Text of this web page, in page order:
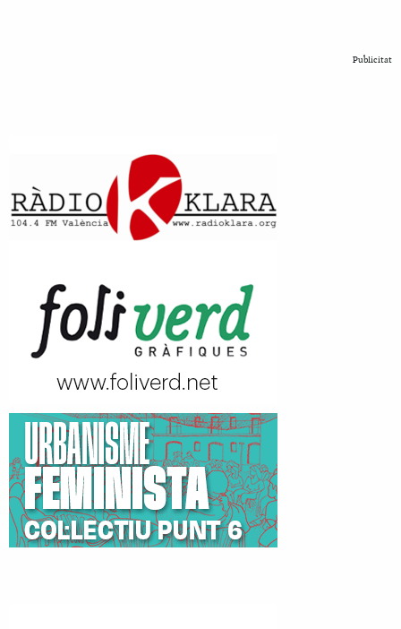
Publicitat